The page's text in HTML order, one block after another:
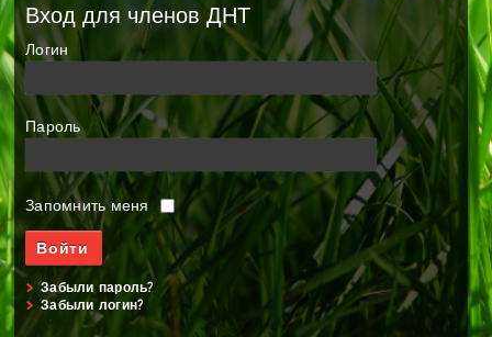
Вход для членов ДНТ
Логин
Пароль
Запомнить меня
Забыли пароль?
Забыли логин?